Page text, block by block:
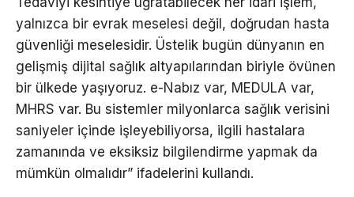
yalnızca bir evrak meselesi değil, doğrudan hasta
güvenliği meselesidir. Üstelik bugün dünyanın en
gelişmiş dijital sağlık altyapılarından biriyle övünen
bir ülkede yaşıyoruz. e-Nabız var, MEDULA var,
MHRS var. Bu sistemler milyonlarca sağlık verisini
saniyeler içinde işleyebiliyorsa, ilgili hastalara
zamanında ve eksiksiz bilgilendirme yapmak da
mümkün olmalıdır” ifadelerini kullandı.